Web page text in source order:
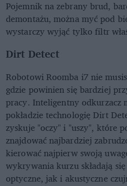
Pojemnik na zebrany brud,
demontażu, można myć pod
wystarczy wyjąć tylko filtr
Dirt Detect
Robotowi Roomba i7 nie
gdzie powinien się bardziej
pracy. Inteligentny odkurzacz
pokładzie technologię Dirt
zyskuje "oczy" i "uszy", które
znajdować najbardziej
kierować najpierw swoją
wykrywania kurzu składają
optyczne, jak i akustyczne